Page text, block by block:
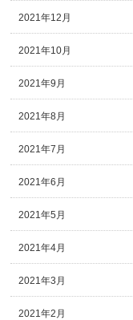
2021年12月
2021年10月
2021年9月
2021年8月
2021年7月
2021年6月
2021年5月
2021年4月
2021年3月
2021年2月